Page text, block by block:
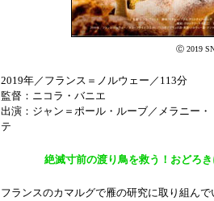
Ⓒ 2019
2019年／フランス＝ノルウェー／113分
監督：ニコラ・バニエ
出演：ジャン＝ポール・ルーブ／メラニー・
テ
絶滅寸前の渡り鳥を救う！おどろ
フランスのカマルグで雁の研究に取り組ん